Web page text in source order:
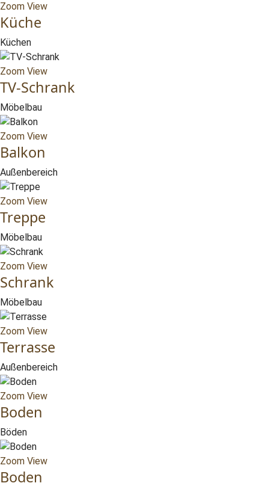
Zoom View
Küche
Küchen
Zoom View
TV-Schrank
Möbelbau
Zoom View
Balkon
Außenbereich
Zoom View
Treppe
Möbelbau
Zoom View
Schrank
Möbelbau
Zoom View
Terrasse
Außenbereich
Zoom View
Boden
Böden
Zoom View
Boden